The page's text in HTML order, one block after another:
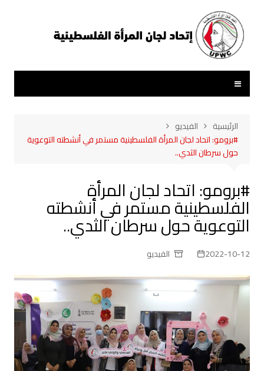
المحتوى
الرئيسية
الفيديو
#برومو: اتحاد لجان المرأة الفلسطينية مستمر في أنشطته التوعوية
حول سرطان الثدي..
#برومو: اتحاد لجان المرأة
الفلسطينية مستمر في أنشطته
التوعوية حول سرطان الثدي..
2022-10-12 الفيديو